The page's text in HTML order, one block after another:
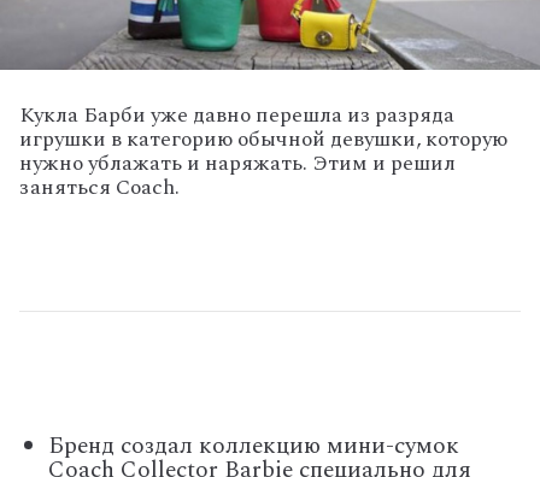
Кукла Барби уже давно перешла из разряда
игрушки в категорию обычной девушки, которую
нужно ублажать и наряжать. Этим и решил
заняться Coach.
Бренд создал коллекцию мини-сумок